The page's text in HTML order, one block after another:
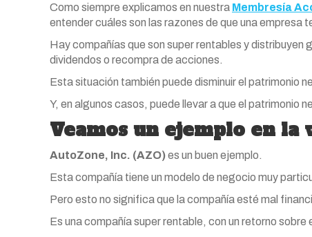
Como siempre explicamos en nuestra Membresía
entender cuáles son las razones de que una empresa
Hay compañías que son super rentables y
dividendos o recompra de acciones.
Esta situación también puede disminuir el patrimonio
Y, en algunos casos, puede llevar a que el patrimonio
Veamos un ejemplo en la
AutoZone, Inc. (AZO)es un buen ejemplo.
Esta compañía tiene un modelo de negocio muy
Pero esto no significa que la compañía esté mal
Es una compañía super rentable, con un retorno